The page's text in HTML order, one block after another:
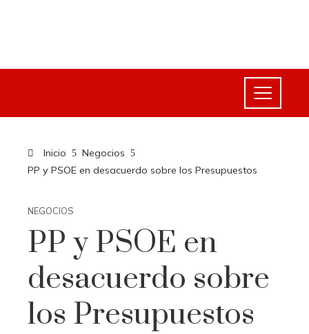
Inicio
Negocios
PP y PSOE en desacuerdo sobre los Presupuestos
NEGOCIOS
PP y PSOE en
desacuerdo sobre
los Presupuestos